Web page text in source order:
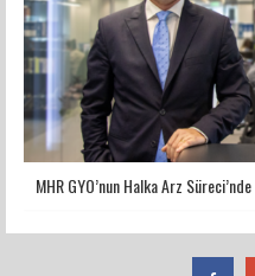
MHR GYO’nun Halka Arz